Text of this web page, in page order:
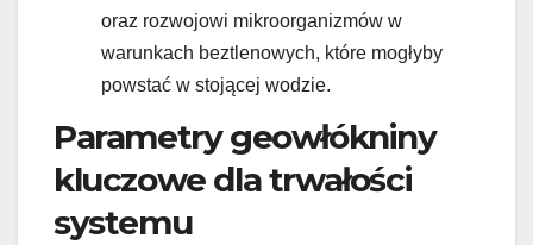
oraz rozwojowi mikroorganizmów w
warunkach beztlenowych, które mogłyby
powstać w stojącej wodzie.
Parametry geowłókniny
kluczowe dla trwałości
systemu